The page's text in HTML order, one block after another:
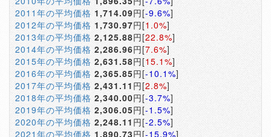
2011年の平均価格 1,714.09円[-9.6%]
2012年の平均価格 1,730.97円[1.0%]
2013年の平均価格 2,125.88円[22.8%]
2014年の平均価格 2,286.96円[7.6%]
2015年の平均価格 2,631.58円[15.1%]
2016年の平均価格 2,365.85円[-10.1%]
2017年の平均価格 2,431.11 円[2.8%]
2018年の平均価格 2,340.00円[-3.7%]
2019年の平均価格 2,306.05円[-1.5%]
2020年の平均価格 2,248.11 円[-2.5%]
2021年の平均価格 1,890.73円[-15.9%]